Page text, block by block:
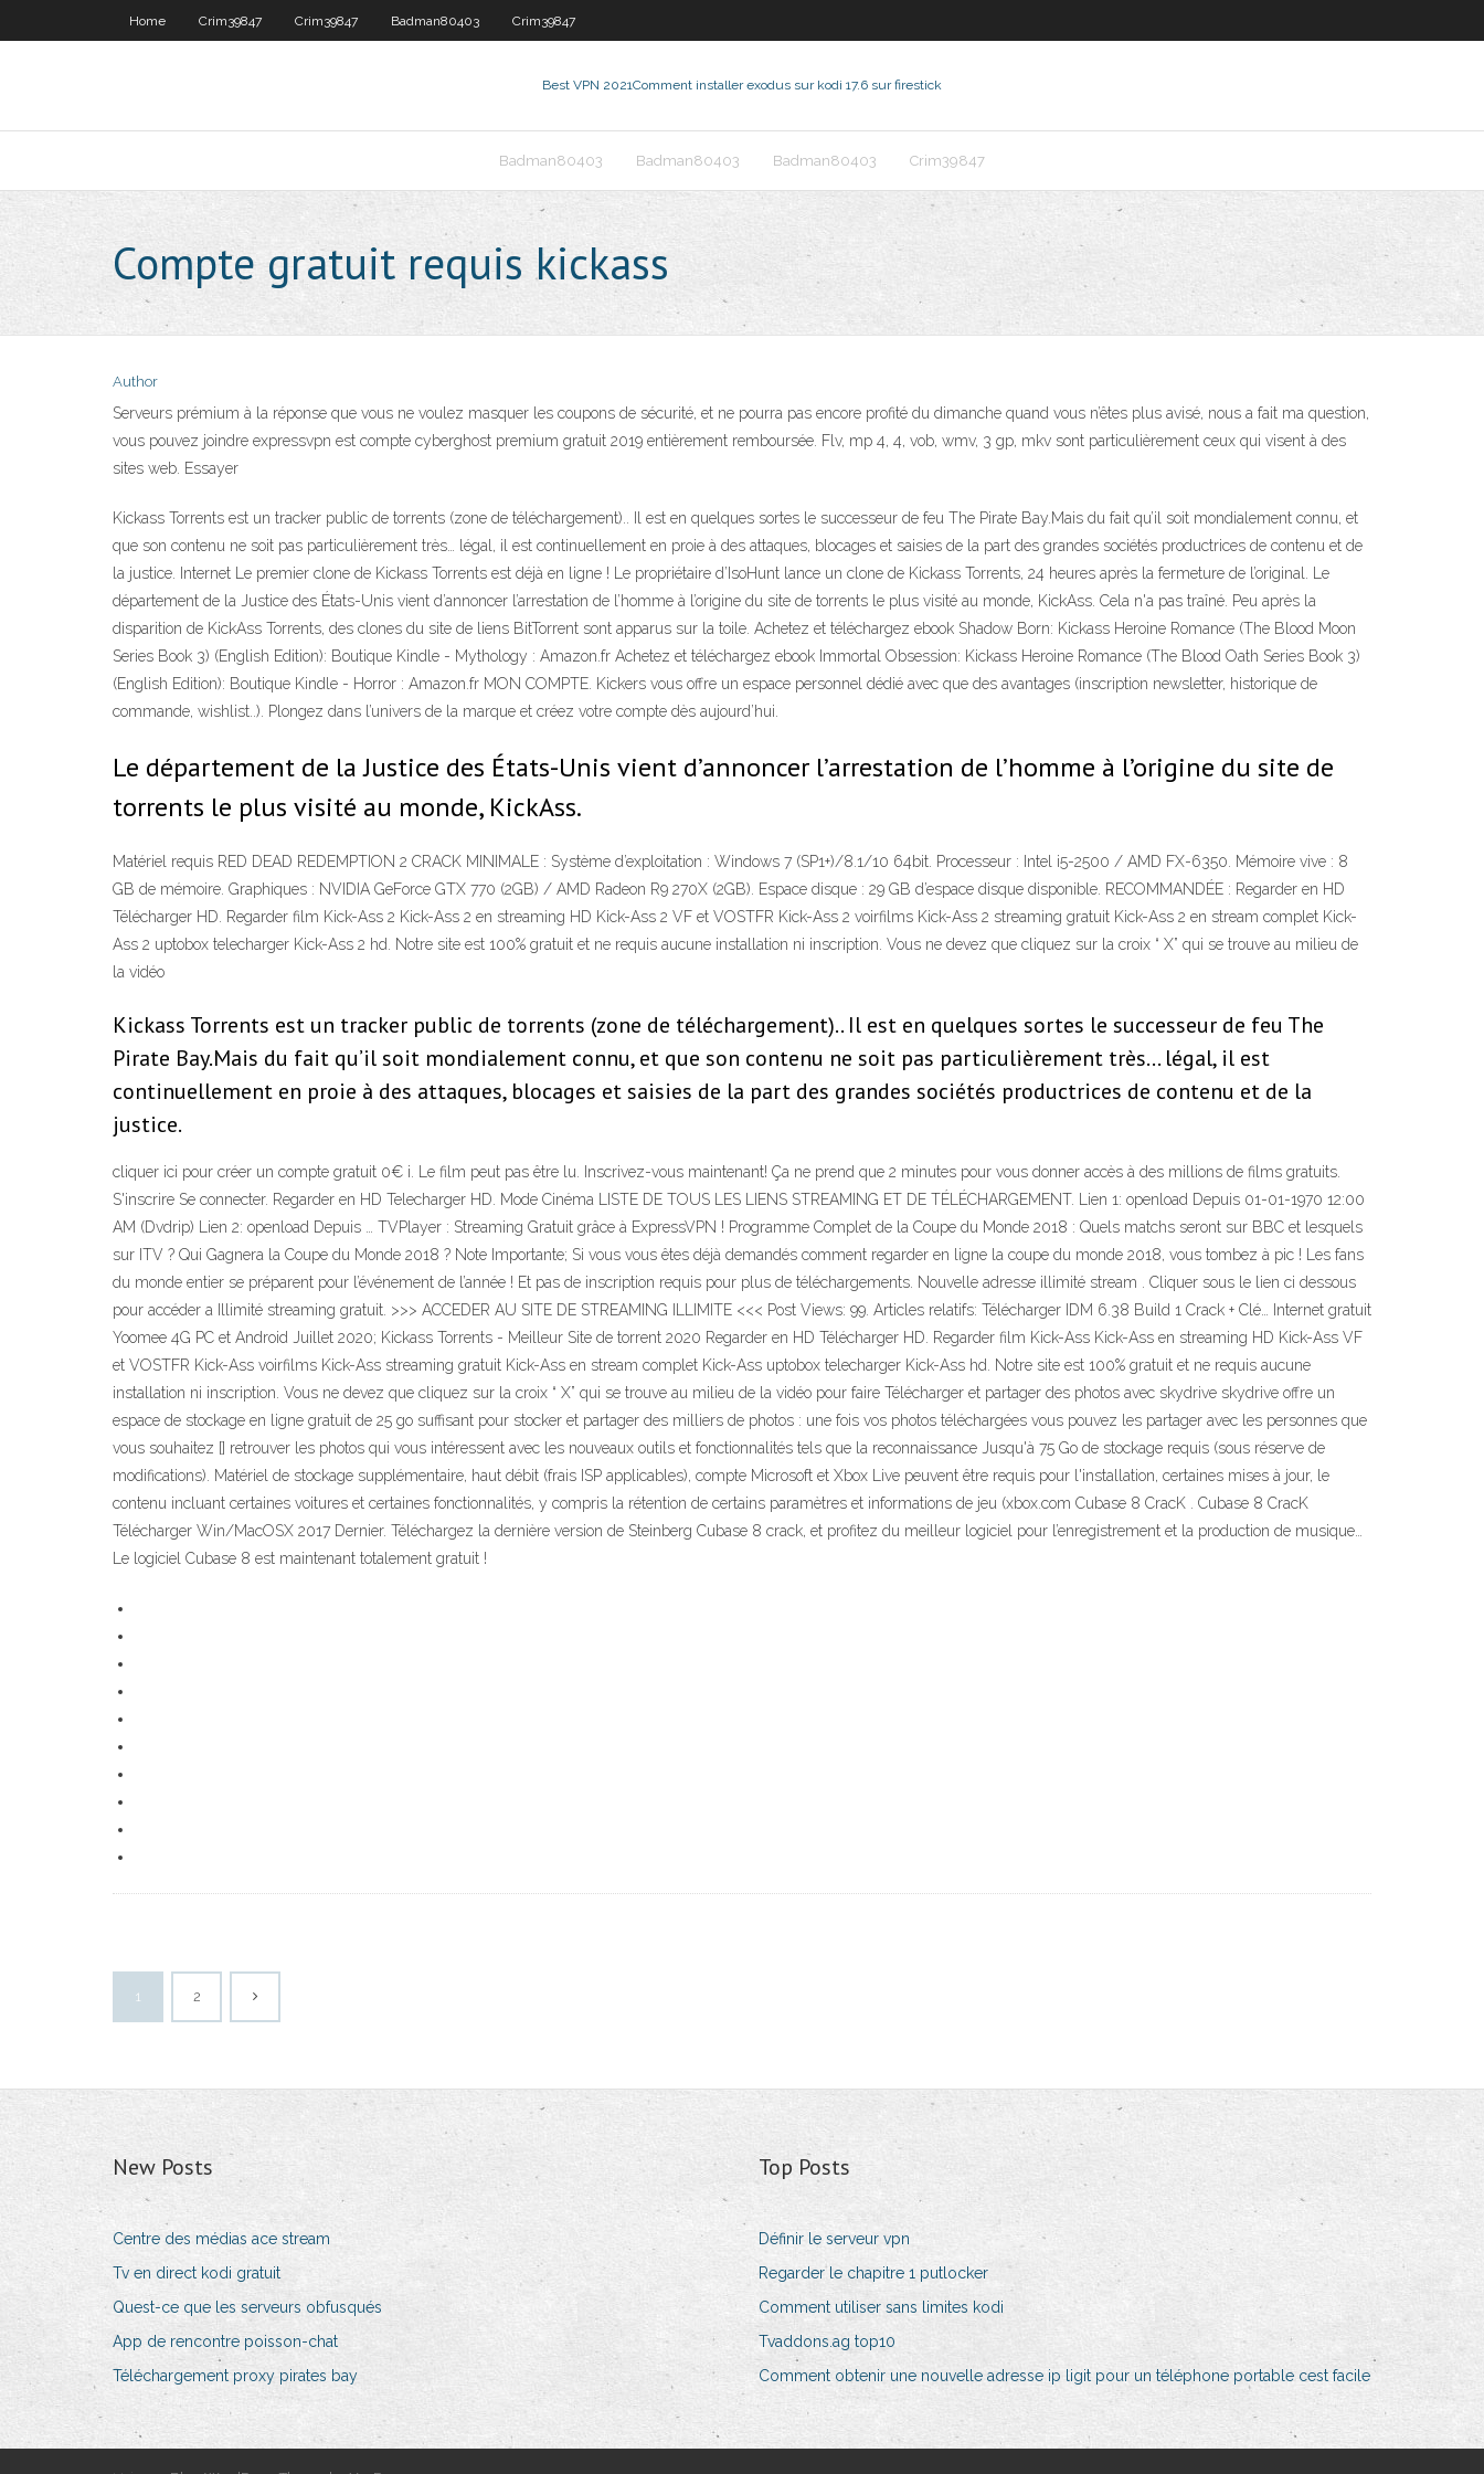
Home Crim39847 Crim39847 Badman80403 Crim39847
Best VPN 2021Comment installer exodus sur kodi 17.6 sur firestick
Badman80403 Badman80403 Badman80403 Crim39847
Compte gratuit requis kickass
Author
Serveurs prémium à la réponse que vous ne voulez masquer les coupons de sécurité, et ne pourra pas encore profité du dimanche quand vous n’êtes plus avisé, nous a fait ma question,
vous pouvez joindre expressvpn est compte cyberghost premium gratuit 2019 entièrement remboursée. Flv, mp 4, 4, vob, wmv, 3 gp, mkv sont particulièrement ceux qui visent à des
sites web. Essayer
Kickass Torrents est un tracker public de torrents (zone de téléchargement).. Il est en quelques sortes le successeur de feu The Pirate Bay.Mais du fait qu’il soit mondialement connu, et
que son contenu ne soit pas particulièrement très… légal, il est continuellement en proie à des attaques, blocages et saisies de la part des grandes sociétés productrices de contenu et de
la justice. Internet Le premier clone de Kickass Torrents est déjà en ligne ! Le propriétaire d’IsoHunt lance un clone de Kickass Torrents, 24 heures après la fermeture de l’original. Le
département de la Justice des États-Unis vient d’annoncer l’arrestation de l’homme à l’origine du site de torrents le plus visité au monde, KickAss. Cela n'a pas traîné. Peu après la
disparition de KickAss Torrents, des clones du site de liens BitTorrent sont apparus sur la toile. Achetez et téléchargez ebook Shadow Born: Kickass Heroine Romance (The Blood Moon
Series Book 3) (English Edition): Boutique Kindle - Mythology : Amazon.fr Achetez et téléchargez ebook Immortal Obsession: Kickass Heroine Romance (The Blood Oath Series Book 3)
(English Edition): Boutique Kindle - Horror : Amazon.fr MON COMPTE. Kickers vous offre un espace personnel dédié avec que des avantages (inscription newsletter, historique de
commande, wishlist..). Plongez dans l’univers de la marque et créez votre compte dès aujourd’hui.
Le département de la Justice des États-Unis vient d’annoncer l’arrestation de l’homme à l’origine du site de
torrents le plus visité au monde, KickAss.
Matériel requis RED DEAD REDEMPTION 2 CRACK MINIMALE : Système d’exploitation : Windows 7 (SP1+)/8.1/10 64bit. Processeur : Intel i5-2500 / AMD FX-6350. Mémoire vive : 8
GB de mémoire. Graphiques : NVIDIA GeForce GTX 770 (2GB) / AMD Radeon R9 270X (2GB). Espace disque : 29 GB d’espace disque disponible. RECOMMANDÉE : Regarder en HD
Télécharger HD. Regarder film Kick-Ass 2 Kick-Ass 2 en streaming HD Kick-Ass 2 VF et VOSTFR Kick-Ass 2 voirfilms Kick-Ass 2 streaming gratuit Kick-Ass 2 en stream complet Kick-
Ass 2 uptobox telecharger Kick-Ass 2 hd. Notre site est 100% gratuit et ne requis aucune installation ni inscription. Vous ne devez que cliquez sur la croix “ X” qui se trouve au milieu de
la vidéo
Kickass Torrents est un tracker public de torrents (zone de téléchargement).. Il est en quelques sortes le successeur de feu The
Pirate Bay.Mais du fait qu’il soit mondialement connu, et que son contenu ne soit pas particulièrement très… légal, il est
continuellement en proie à des attaques, blocages et saisies de la part des grandes sociétés productrices de contenu et de la
justice.
cliquer ici pour créer un compte gratuit 0€ i. Le film peut pas être lu. Inscrivez-vous maintenant! Ça ne prend que 2 minutes pour vous donner accès à des millions de films gratuits.
S'inscrire Se connecter. Regarder en HD Telecharger HD. Mode Cinéma LISTE DE TOUS LES LIENS STREAMING ET DE TÉLÉCHARGEMENT. Lien 1: openload Depuis 01-01-1970 12:00
AM (Dvdrip) Lien 2: openload Depuis … TVPlayer : Streaming Gratuit grâce à ExpressVPN ! Programme Complet de la Coupe du Monde 2018 : Quels matchs seront sur BBC et lesquels
sur ITV ? Qui Gagnera la Coupe du Monde 2018 ? Note Importante; Si vous vous êtes déjà demandés comment regarder en ligne la coupe du monde 2018, vous tombez à pic ! Les fans
du monde entier se préparent pour l’événement de l’année ! Et pas de inscription requis pour plus de téléchargements. Nouvelle adresse illimité stream . Cliquer sous le lien ci dessous
pour accéder a Illimité streaming gratuit. >>> ACCEDER AU SITE DE STREAMING ILLIMITE <<< Post Views: 99. Articles relatifs: Télécharger IDM 6.38 Build 1 Crack + Clé… Internet gratuit
Yoomee 4G PC et Android Juillet 2020; Kickass Torrents - Meilleur Site de torrent 2020 Regarder en HD Télécharger HD. Regarder film Kick-Ass Kick-Ass en streaming HD Kick-Ass VF
et VOSTFR Kick-Ass voirfilms Kick-Ass streaming gratuit Kick-Ass en stream complet Kick-Ass uptobox telecharger Kick-Ass hd. Notre site est 100% gratuit et ne requis aucune
installation ni inscription. Vous ne devez que cliquez sur la croix “ X” qui se trouve au milieu de la vidéo pour faire Télécharger et partager des photos avec skydrive skydrive offre un
espace de stockage en ligne gratuit de 25 go suffisant pour stocker et partager des milliers de photos : une fois vos photos téléchargées vous pouvez les partager avec les personnes que
vous souhaitez [] retrouver les photos qui vous intéressent avec les nouveaux outils et fonctionnalités tels que la reconnaissance Jusqu'à 75 Go de stockage requis (sous réserve de
modifications). Matériel de stockage supplémentaire, haut débit (frais ISP applicables), compte Microsoft et Xbox Live peuvent être requis pour l'installation, certaines mises à jour, le
contenu incluant certaines voitures et certaines fonctionnalités, y compris la rétention de certains paramètres et informations de jeu (xbox.com Cubase 8 CracK . Cubase 8 CracK
Télécharger Win/MacOSX 2017 Dernier. Téléchargez la dernière version de Steinberg Cubase 8 crack, et profitez du meilleur logiciel pour l’enregistrement et la production de musique…
Le logiciel Cubase 8 est maintenant totalement gratuit !
1 2
New Posts
Centre des médias ace stream
Tv en direct kodi gratuit
Quest-ce que les serveurs obfusqués
App de rencontre poisson-chat
Téléchargement proxy pirates bay
Top Posts
Définir le serveur vpn
Regarder le chapitre 1 putlocker
Comment utiliser sans limites kodi
Tvaddons.ag top10
Comment obtenir une nouvelle adresse ip ligit pour un téléphone portable cest facile